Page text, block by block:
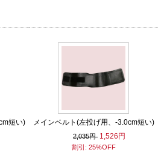
短い) メインベルト(左投げ用、-3.0cm短い)
2,035円 1,526円
割引: 25%OFF